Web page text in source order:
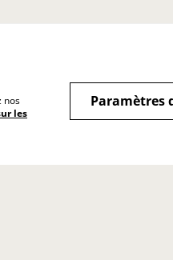
Politique de
nos
les
Paramètres